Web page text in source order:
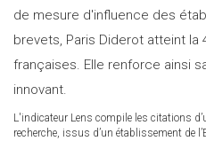
de mesure d'influence des
brevets, Paris Diderot atteint
françaises. Elle renforce ainsi
innovant.
L'indicateur Lens compile les citations
recherche, issus d’un établissement de